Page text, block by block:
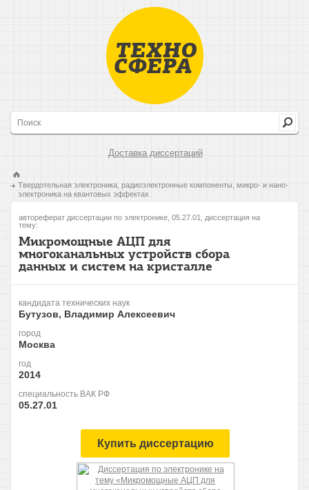
Доставка диссертаций
Твердотельная электроника, радиоэлектронные компоненты, микро- и нано-
электроника на квантовых эффектах
автореферат диссертации по электронике, 05.27.01, диссертация на
тему:
Микромощные АЦП для
многоканальных устройств сбора
данных и систем на кристалле
кандидата технических наук
Бутузов, Владимир Алексеевич
город
Москва
год
2014
специальность ВАК РФ
05.27.01
Купить диссертацию